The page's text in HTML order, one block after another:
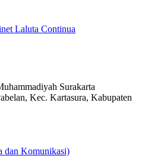
Laluta Continua
Surakarta
Kec. Kartasura, Kabupaten
dan Komunikasi)